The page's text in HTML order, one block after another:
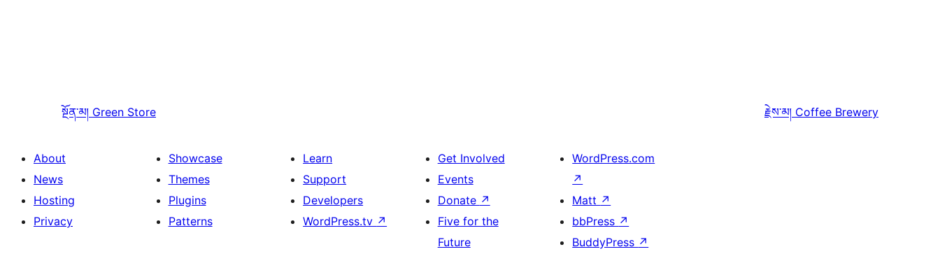
སྔོན་མ། Green Store རྗེས་མ། Coffee Brewery
About
News
Hosting
Privacy
Showcase
Themes
Plugins
Patterns
Learn
Support
Developers
WordPress.tv ↗
Get Involved
Events
Donate ↗
Five for the
Future
WordPress.com
↗
Matt ↗
bbPress ↗
BuddyPress ↗